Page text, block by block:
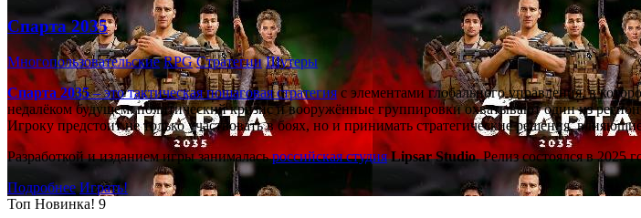
Спарта 2035
Многопользовательские RPG Стратегии Шутеры
Спарта 2035– это тактическаяпошаговая стратегияс элементами глобального управления, в
недалёком будущем: политический кризис и вооружённые группировки охватывают один из
Игроку предстоит не только участвовать в боях, но и принимать стратегические решения,
Разработкой и изданием игры занималасьроссийская студия Lipsar Studio. Релиз состоялся в 2025
Подробнее Играть!
Топ Новинка! 9